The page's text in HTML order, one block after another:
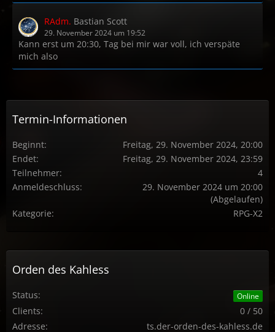
RAdm. Bastian Scott
29. November 2024 um 19:52
Kann erst um 20:30, Tag bei mir war voll, ich verspäte
mich also
Termin-Informationen
Beginnt
Freitag, 29. November 2024, 20:00
Endet
Freitag, 29. November 2024, 23:59
Teilnehmer
4
Anmeldeschluss
29. November 2024 um 20:00
(Abgelaufen)
Kategorie
RPG-X2
Orden des Kahless
Status: Online
Clients:
0 / 50
Adresse:
ts.der-orden-des-kahless.de